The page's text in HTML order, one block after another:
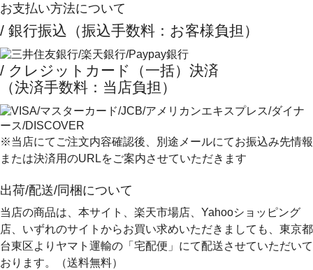
お支払い方法について
/ 銀行振込（振込手数料：お客様負担）
/ クレジットカード（一括）決済
（決済手数料：当店負担）
※当店にてご注文内容確認後、別途メールにてお振込み先情報
または決済用のURLをご案内させていただきます
出荷/配送/同梱について
当店の商品は、本サイト、楽天市場店、Yahooショッピング
店、いずれのサイトからお買い求めいただきましても、 東京都
台東区よりヤマト運輸の「宅配便」にて配送させていただいて
おります。（送料無料）